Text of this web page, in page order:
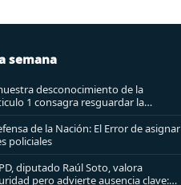
semana
desconocimiento de la
1 consagra resguardar la
y proteger a los ciudadanos
de la Nación: El Error de asignar
policiales
diputado Raúl Soto, valora
pero advierte ausencia clave: